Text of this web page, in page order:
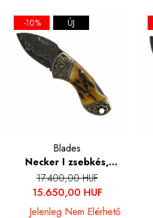
-10% ÚJ
Blades
Necker I zsebkés,
Kemping és túrázás,
damaszkuszi acél VG10
mag, csont és sárgaréz
17.400,00 HUF
15.650,00 HUF
Jelenleg Nem Elérhető